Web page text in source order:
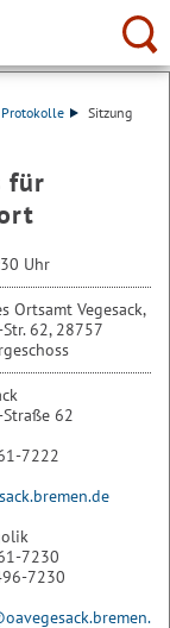
Sitzung
für
Uhr
Ortsamt Vegesack,
62, 28757
62
7222
7230
7230